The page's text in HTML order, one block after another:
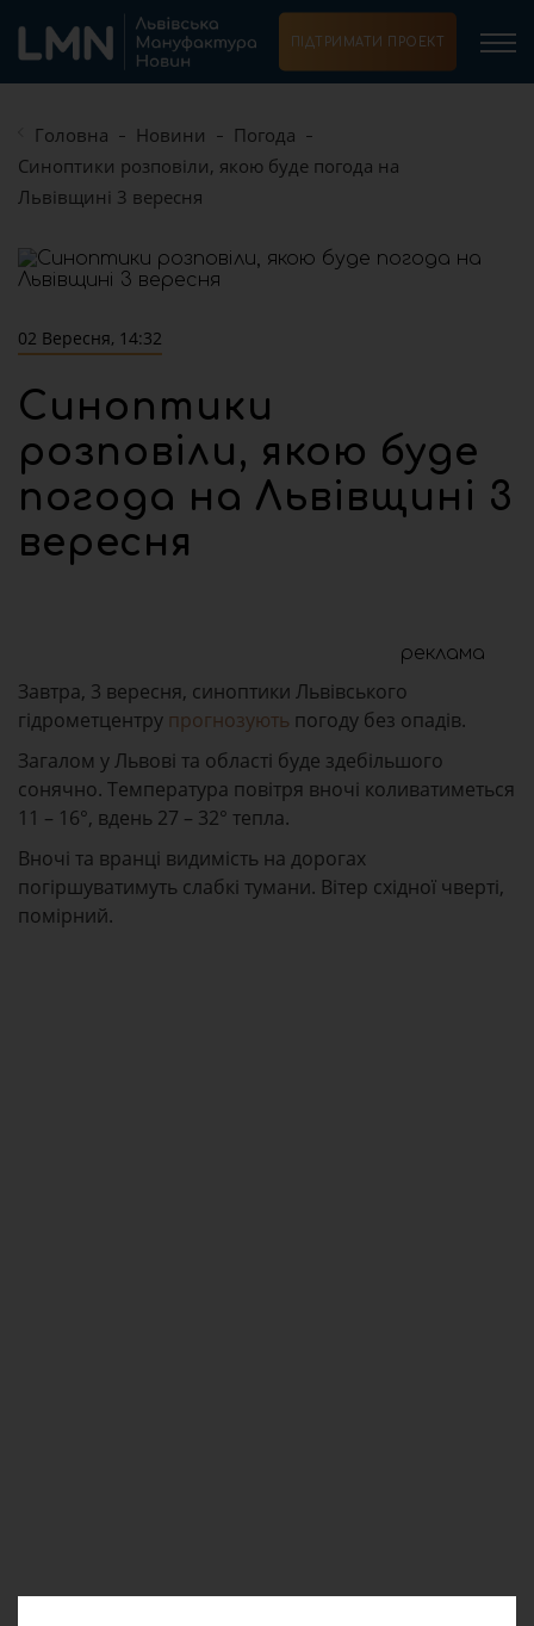
ПІДТРИМАТИ ПРОЕКТ
Головна Новини
Погода
Синоптики розповіли, якою буде погода на
Львівщині 3 вересня
02 Вересня, 14:32
Синоптики
розповіли, якою буде
погода на Львівщині 3
вересня
реклама
Завтра, 3 вересня, синоптики Львівського
гідрометцентру прогнозують погоду без опадів.
Загалом у Львові та області буде здебільшого
сонячно. Температура повітря вночі коливатиметься
11 – 16°, вдень 27 – 32° тепла.
Вночі та вранці видимість на дорогах
погіршуватимуть слабкі тумани. Вітер східної чверті,
помірний.